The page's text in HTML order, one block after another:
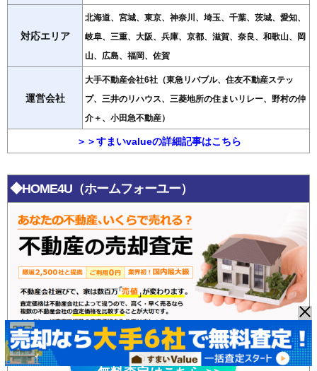
対応エリア
北海道、宮城、東京、神奈川、埼玉、千葉、茨城、愛知、
岐阜、三重、大阪、兵庫、京都、滋賀、奈良、和歌山、岡
山、広島、福岡、佐賀
運営会社
大手不動産会社6社（東急リバブル、住友不動産ステッ
プ、三井のリハウス、三菱地所の住まいリレー、野村の仲
介＋、小田急不動産）
＞＞すまいvalueの詳細記事はこちら
◆HOME4U（ホームフォーユー）
HOME4U